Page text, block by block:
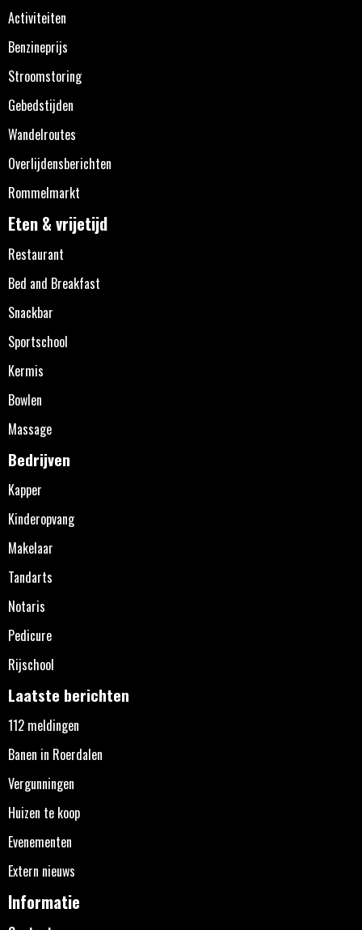
Activiteiten
Benzineprijs
Stroomstoring
Gebedstijden
Wandelroutes
Overlijdensberichten
Rommelmarkt
Eten & vrijetijd
Restaurant
Bed and Breakfast
Snackbar
Sportschool
Kermis
Bowlen
Massage
Bedrijven
Kapper
Kinderopvang
Makelaar
Tandarts
Notaris
Pedicure
Rijschool
Laatste berichten
112 meldingen
Banen in Roerdalen
Vergunningen
Huizen te koop
Evenementen
Extern nieuws
Informatie